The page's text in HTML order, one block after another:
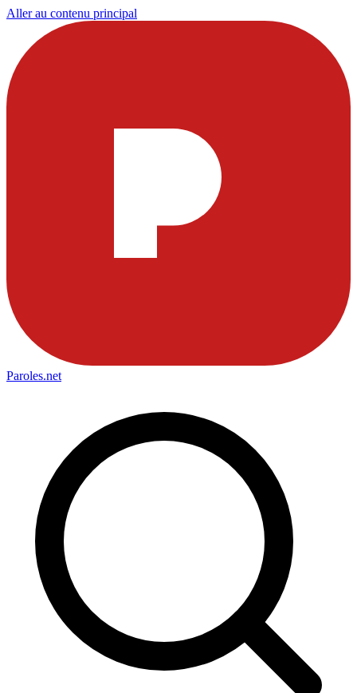
Aller au contenu principal
Paroles.net